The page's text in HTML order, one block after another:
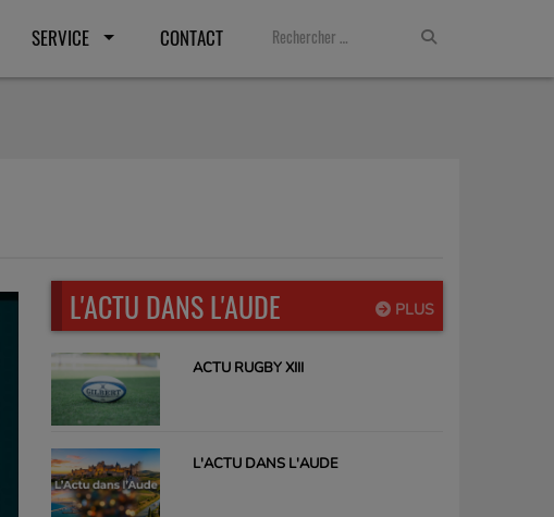
SERVICE CONTACT
PLUS
L'ACTU DANS L'AUDE
ACTU RUGBY XIII
L'ACTU DANS L'AUDE